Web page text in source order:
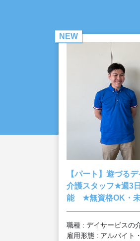
NEW
【パート】遊づる
介護スタッフ★週3
能 ★無資格OK・
職種 : デイサービスの
雇用形態 : アルバイト